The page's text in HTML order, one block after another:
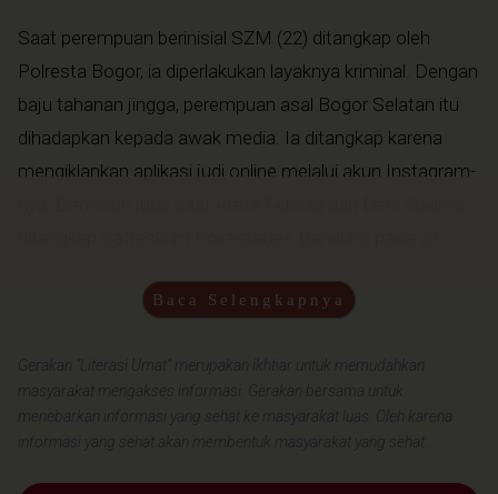
Saat perempuan berinisial SZM (22) ditangkap oleh
Polresta Bogor, ia diperlakukan layaknya kriminal. Dengan
baju tahanan jingga, perempuan asal Bogor Selatan itu
dihadapkan kepada awak media. Ia ditangkap karena
mengiklankan aplikasi judi online melalui akun Instagram-
Baca Selengkapnya
Gerakan “Literasi Umat” merupakan ikhtiar untuk memudahkan
masyarakat mengakses informasi. Gerakan bersama untuk
menebarkan informasi yang sehat ke masyarakat luas. Oleh karena
informasi yang sehat akan membentuk masyarakat yang sehat.